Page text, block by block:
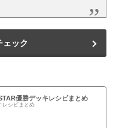
ェック
優勝デッキレシピまとめ
レシピまとめ